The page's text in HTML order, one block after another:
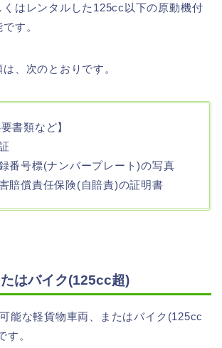
くはレンタルした125cc以下の原動機付
す。
、次のとおりです。
書類など】
番号標(ナンバープレート)の写真
賠償責任保険(自賠責)の証明書
はバイク(125cc超)
能な軽貨物車両、またはバイク(125cc
す。